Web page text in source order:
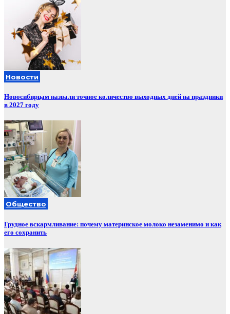
Новости
Новосибирцам назвали точное количество выходных дней на праздники
в 2027 году
Общество
Грудное вскармливание: почему материнское молоко незаменимо и как
его сохранить